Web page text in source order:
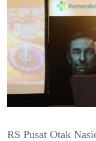
RS Pusat Otak